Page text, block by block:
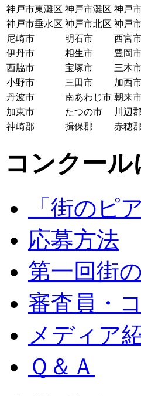
神戸市東灘区 神戸市灘区 神戸
神戸市垂水区 神戸市北区 神戸
尼崎市
明石市 西宮
伊丹市
相生市 豊岡
西脇市
宝塚市 三木
小野市
三田市 加西
丹波市
南あわじ市 朝来
加東市
たつの市 川辺郡
神崎郡
揖保郡 赤穂郡
コンクール
「街のピ
応募方法
第一回街
審査員・
メディア
Ｑ＆Ａ